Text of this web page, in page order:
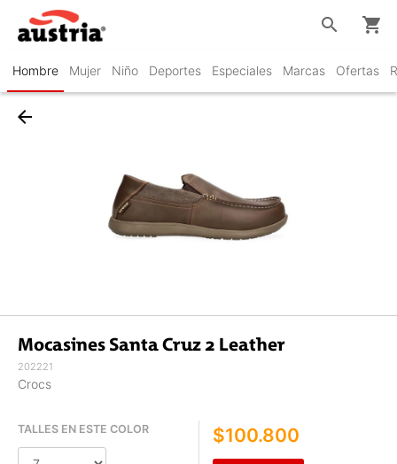
Hombre Mujer Niño Deportes Especiales Marcas Ofertas
search shopping_cart
arrow_back
Mocasines Santa Cruz 2 Leather
202221
Crocs
TALLES EN ESTE COLOR $100.800